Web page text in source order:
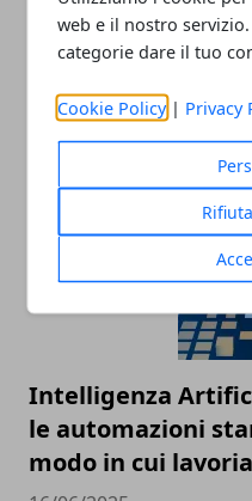
web e il nostro
categorie dare il tuo
Cookie Policy | Privacy
Tecnologia e
rapporto in
18/07/2025
Intelligenza
le automazioni
modo in cui